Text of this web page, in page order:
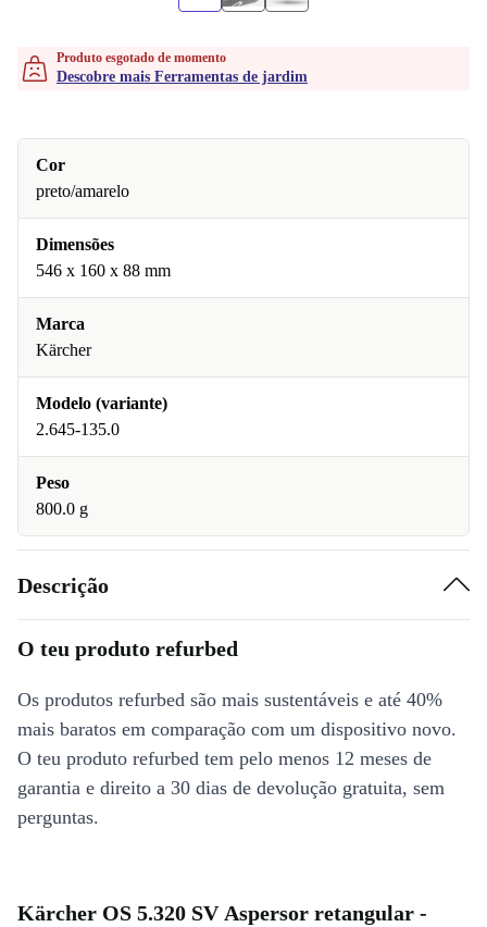
Produto esgotado de momento
Descobre mais Ferramentas de jardim
Cor
preto/amarelo
Dimensões
546 x 160 x 88 mm
Marca
Kärcher
Modelo (variante)
2.645-135.0
Peso
800.0 g
Descrição
O teu produto refurbed
Os produtos refurbed são mais sustentáveis e até 40%
mais baratos em comparação com um dispositivo novo.
O teu produto refurbed tem pelo menos 12 meses de
garantia e direito a 30 dias de devolução gratuita, sem
perguntas.
Kärcher OS 5.320 SV Aspersor retangular -